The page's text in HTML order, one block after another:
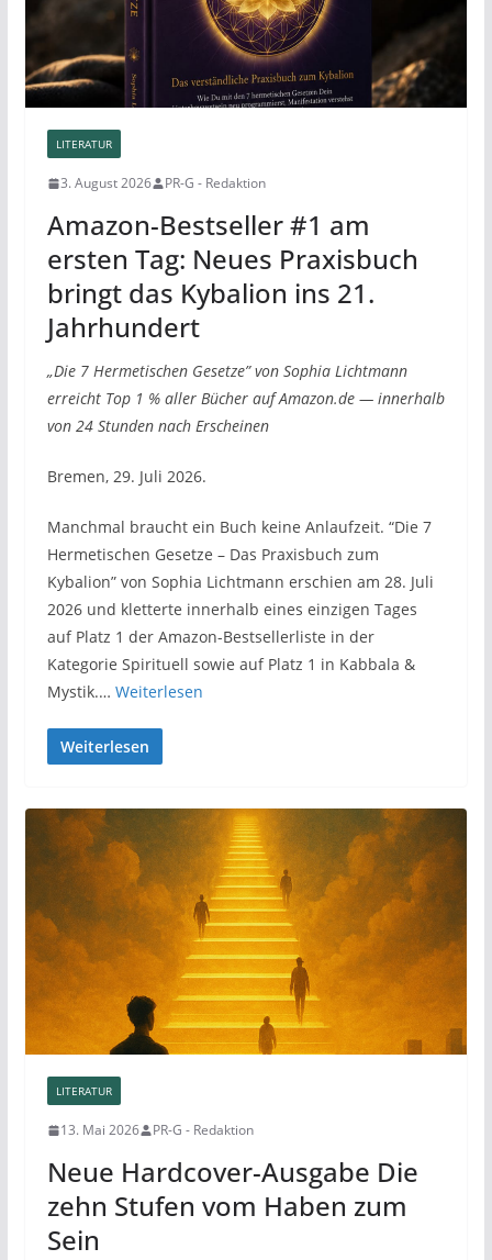
LITERATUR
3. August 2026 PR-G - Redaktion
Amazon-Bestseller #1 am
ersten Tag: Neues Praxisbuch
bringt das Kybalion ins 21.
Jahrhundert
„Die 7 Hermetischen Gesetze” von Sophia Lichtmann
erreicht Top 1 % aller Bücher auf Amazon.de — innerhalb
von 24 Stunden nach Erscheinen
Bremen, 29. Juli 2026.
Manchmal braucht ein Buch keine Anlaufzeit. “Die 7
Hermetischen Gesetze – Das Praxisbuch zum
Kybalion” von Sophia Lichtmann erschien am 28. Juli
2026 und kletterte innerhalb eines einzigen Tages
auf Platz 1 der Amazon-Bestsellerliste in der
Kategorie Spirituell sowie auf Platz 1 in Kabbala &
Mystik.… Weiterlesen
Weiterlesen
LITERATUR
13. Mai 2026 PR-G - Redaktion
Neue Hardcover-Ausgabe Die
zehn Stufen vom Haben zum
Sein